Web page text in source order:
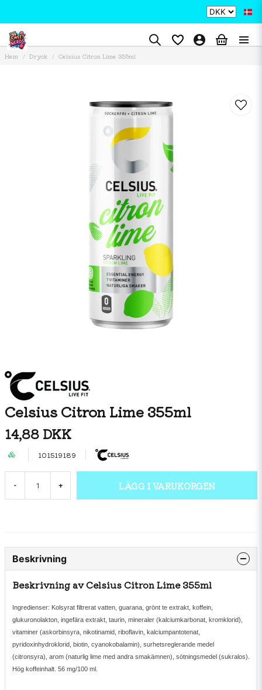
Hem Dryck Celsius Citron Lime 355ml
Celsius Citron Lime 355ml
14,88 DKK
101519189
- + LÄGG I VARUKORGEN
Beskrivning
Beskrivning av Celsius Citron Lime 355ml
Ingredienser: Kolsyrat filtrerat vatten, guarana, grönt te extrakt, koffein,
glukuronolakton, ingefära extrakt, taurin, mineraler (kalciumkarbonat, kromklorid),
vitaminer (askorbinsyra, nikotinamid, riboflavin, kalciumpantotenat,
pyridoxinhydroklorid, biotin, cyanokobalamin), surhetsreglerande medel
(citronsyra), arom (naturlig lime med andra smakämnen), sötningsmedel (sukralos).
Hög koffeinhalt. 56 mg/100 ml.